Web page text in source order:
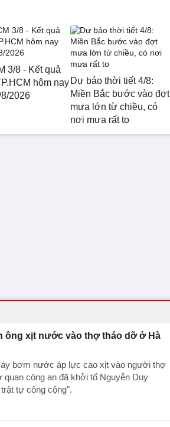
3/8 - Kết quả
hôm nay
2026
Dự báo thời tiết 4/8:
Miền Bắc bước vào đợt
mưa lớn từ chiều, có
nơi mưa rất to
ông xịt nước vào thợ tháo dỡ ở Hà
bơm nước áp lực cao xịt vào người thợ
công an đã khởi tố Nguyễn Duy
tự công cộng".